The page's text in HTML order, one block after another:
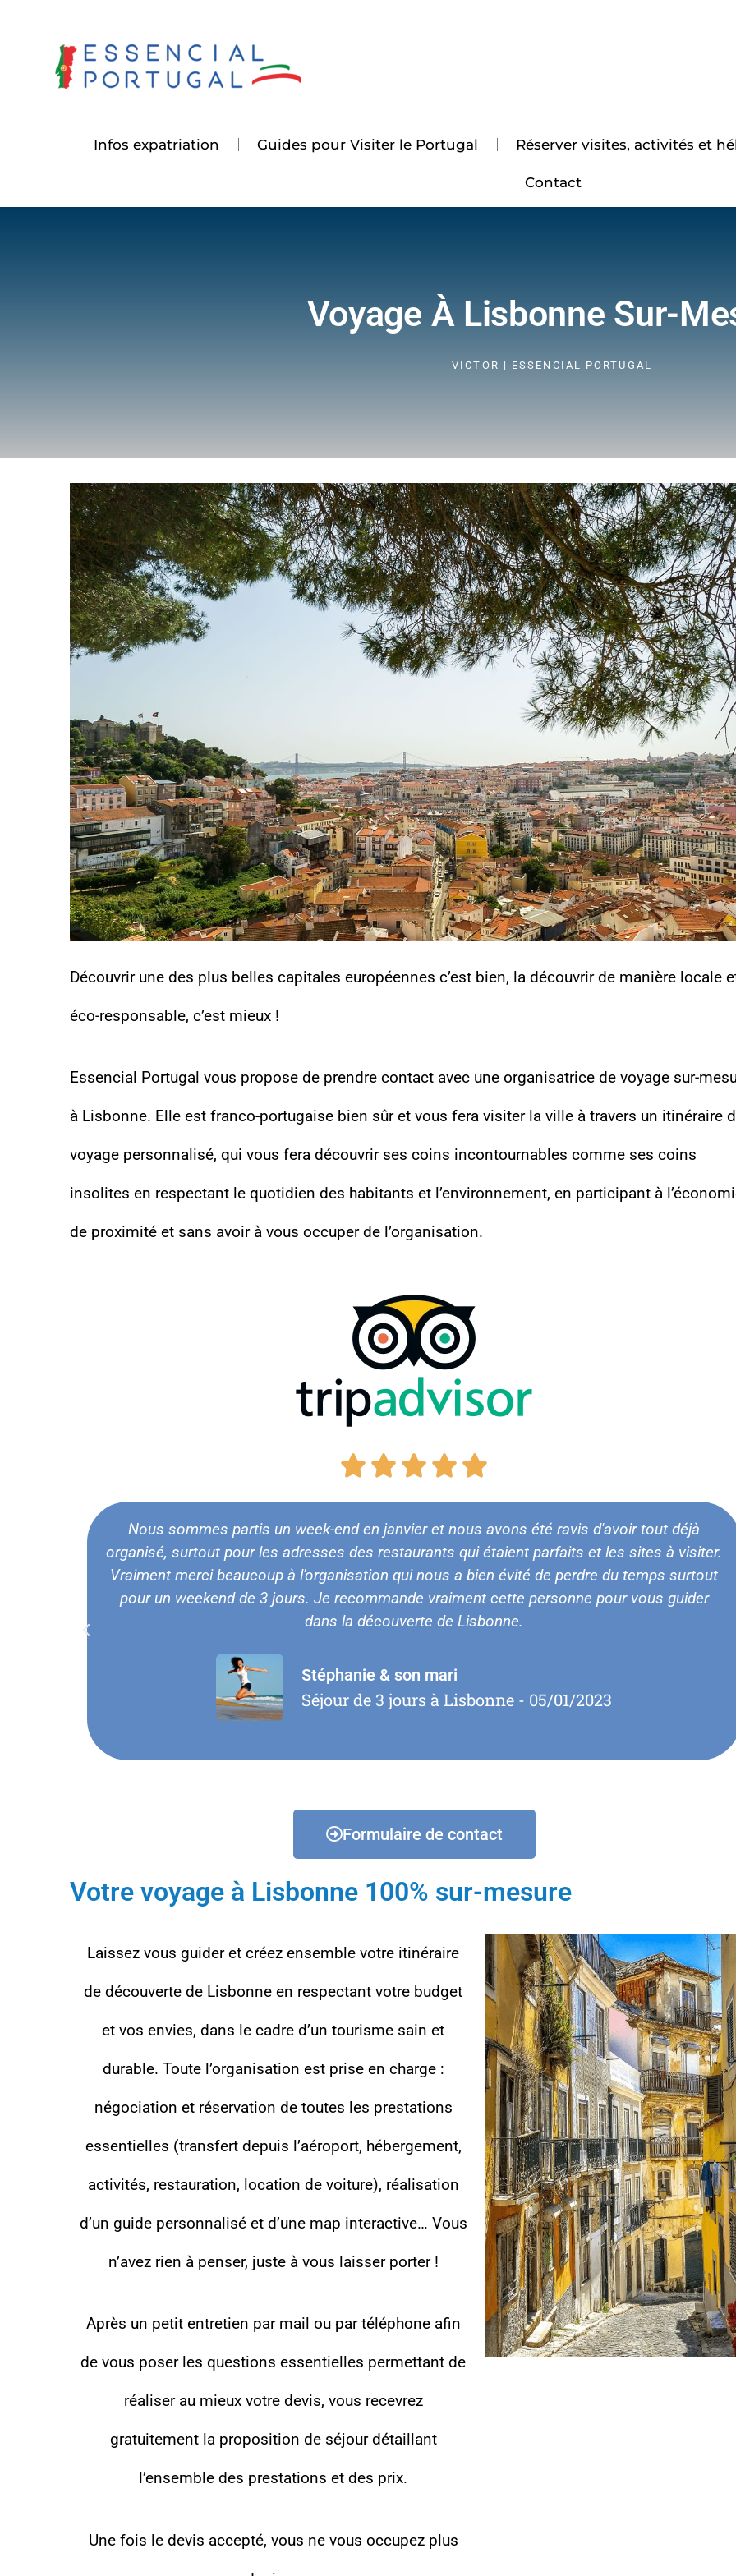
Infos expatriation Guides pour Visiter le Portugal Réserver visites, activités et
Contact
Voyage À Lisbonne Sur-
VICTOR | ESSENCIAL PORTUGAL
Découvrir une des plus belles capitales européennes c’est bien, la découvrir de manière locale
éco-responsable, c’est mieux !
Essencial Portugal vous propose de prendre contact avec une organisatrice de voyage sur-
à Lisbonne. Elle est franco-portugaise bien sûr et vous fera visiter la ville à travers un itinéraire
voyage personnalisé, qui vous fera découvrir ses coins incontournables comme ses coins
insolites en respectant le quotidien des habitants et l’environnement, en participant à
de proximité et sans avoir à vous occuper de l’organisation.
    
5
sur
5
Nous sommes partis un week-end en janvier et nous avons été ravis d'avoir tout déjà
organisé, surtout pour les adresses des restaurants qui étaient parfaits et les sites à visiter.
Vraiment merci beaucoup à l'organisation qui nous a bien évité de perdre du temps surtout
pour un weekend de 3 jours. Je recommande vraiment cette personne pour vous guider
dans la découverte de Lisbonne.
Stéphanie & son mari
Séjour de 3 jours à Lisbonne - 05/01/2023
Formulaire de contact
Votre voyage à Lisbonne 100% sur-mesure
Laissez vous guider et créez ensemble votre itinéraire
de découverte de Lisbonne en respectant votre budget
et vos envies, dans le cadre d’un tourisme sain et
durable. Toute l’organisation est prise en charge :
négociation et réservation de toutes les prestations
essentielles (transfert depuis l’aéroport, hébergement,
activités, restauration, location de voiture), réalisation
d’un guide personnalisé et d’une map interactive… Vous
n’avez rien à penser, juste à vous laisser porter !
Après un petit entretien par mail ou par téléphone afin
de vous poser les questions essentielles permettant de
réaliser au mieux votre devis, vous recevrez
gratuitement la proposition de séjour détaillant
l’ensemble des prestations et des prix.
Une fois le devis accepté, vous ne vous occupez plus